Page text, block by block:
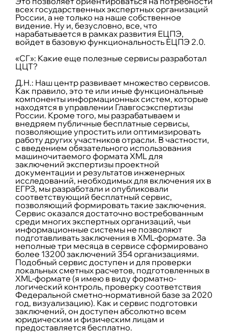
всех государственных экспертных организаций
России, а не только на наше собственное
видение. Ну и, безусловно, все, что
нарабатывается в рамках развития ЕЦПЭ,
войдет в базовую функциональность ЕЦПЭ 2.0.
«СГ»: Какие еще полезные сервисы разработал
ЦЦТ?
Д.Н.: Наш центр развивает множество сервисов.
Как правило, это те или иные функциональные
компоненты информационных систем, которые
находятся в управлении Главгосэкспертизы
России. Кроме того, мы разрабатываем и
внедряем публичные бесплатные сервисы,
позволяющие упростить или оптимизировать
работу других участников отрасли. В частности,
с введением обязательного использования
машиночитаемого формата XML для
заключений экспертизы проектной
документации и результатов инженерных
исследований, необходимых для включения их в
ЕГРЗ, мы разработали и опубликовали
соответствующий бесплатный сервис,
позволяющий формировать такие заключения.
Сервис оказался достаточно востребованным
среди многих экспертных организаций, чьи
информационные системы не позволяют
подготавливать заключения в XML-формате. За
неполные три месяца в сервисе сформировано
более 13200 заключений 354 организациями.
Подобный сервис доступен и для проверки
локальных сметных расчетов, подготовленных в
XML-формате (я имею в виду форматно-
логический контроль, проверку соответствия
Федеральной сметно-нормативной базе за 2020
год, визуализацию). Как и сервис подготовки
заключений, он доступен абсолютно всем
юридическим и физическим лицам и
предоставляется бесплатно.